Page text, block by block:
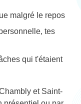
malgré le repos
tes
qui t'étaient
et Saint-